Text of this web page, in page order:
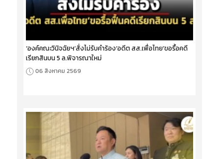
‘องค์คณะวินิจฉัยฯ’สั่งไม่รับคำร้อง‘อดีต สส.เพื่อไทย’ขอรื้อคดี
เรียกสินบน 5 ล.พิจารณาใหม่
06 สิงหาคม 2569